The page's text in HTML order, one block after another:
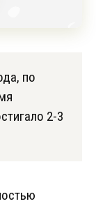
по
2-3